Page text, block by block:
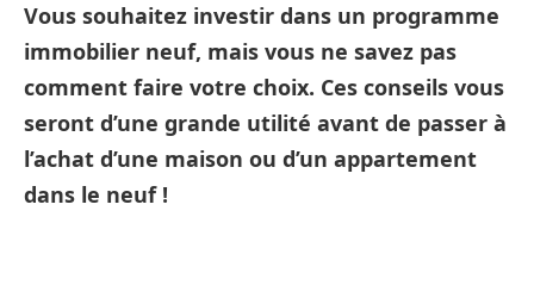
Vous souhaitez investir dans un programme
immobilier neuf, mais vous ne savez pas
comment faire votre choix. Ces conseils vous
seront d’une grande utilité avant de passer à
l’achat d’une maison ou d’un appartement
dans le neuf !